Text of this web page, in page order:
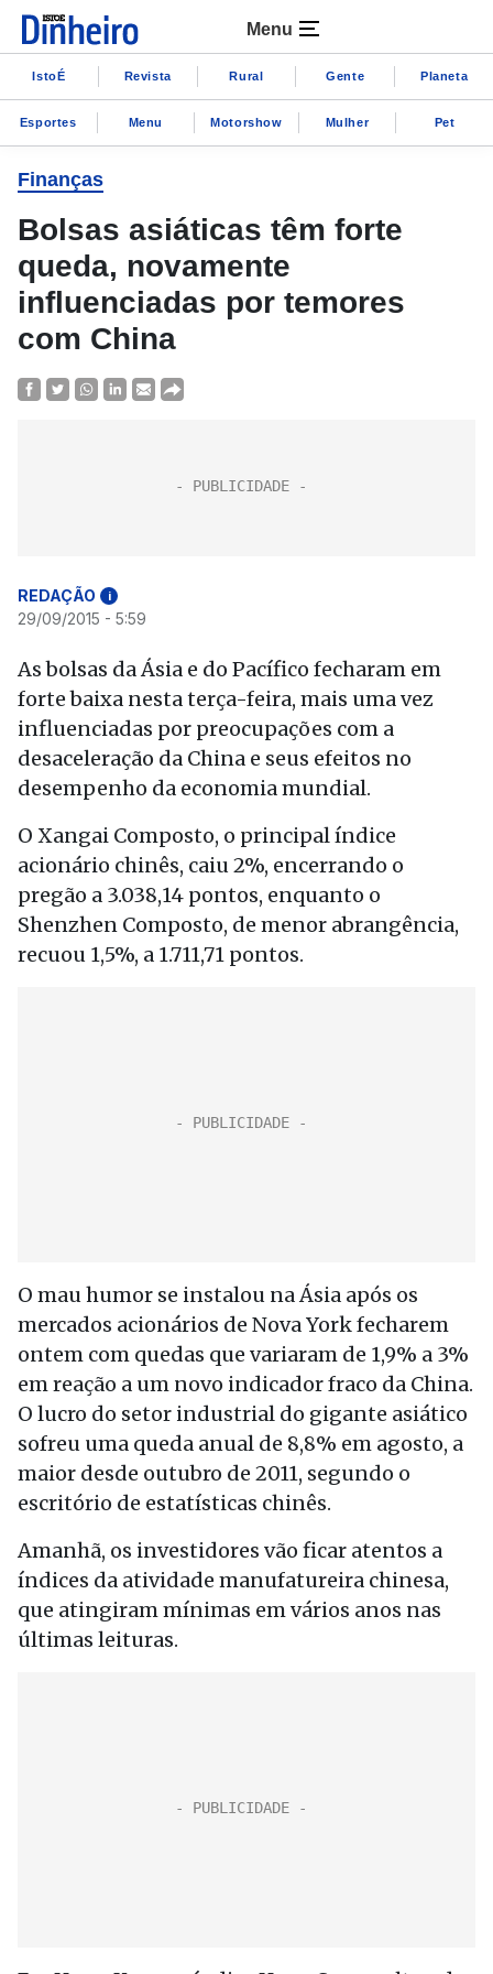
Menu
IstoÉ Revista Rural Gente Planeta
Esportes Menu Motorshow Mulher Pet
Finanças
Bolsas asiáticas têm forte
queda, novamente
influenciadas por temores
com China
REDAÇÃO i
29/09/2015 - 5:59
As bolsas da Ásia e do Pacífico fecharam em
forte baixa nesta terça-feira, mais uma vez
influenciadas por preocupações com a
desaceleração da China e seus efeitos no
desempenho da economia mundial.
O Xangai Composto, o principal índice
acionário chinês, caiu 2%, encerrando o
pregão a 3.038,14 pontos, enquanto o
Shenzhen Composto, de menor abrangência,
recuou 1,5%, a 1.711,71 pontos.
O mau humor se instalou na Ásia após os
mercados acionários de Nova York fecharem
ontem com quedas que variaram de 1,9% a 3%
em reação a um novo indicador fraco da China.
O lucro do setor industrial do gigante asiático
sofreu uma queda anual de 8,8% em agosto, a
maior desde outubro de 2011, segundo o
escritório de estatísticas chinês.
Amanhã, os investidores vão ficar atentos a
índices da atividade manufatureira chinesa,
que atingiram mínimas em vários anos nas
últimas leituras.